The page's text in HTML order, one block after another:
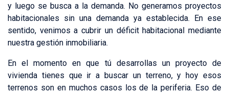
y luego se busca a la demanda. No generamos proyectos
habitacionales sin una demanda ya establecida. En ese
sentido, venimos a cubrir un déficit habitacional mediante
nuestra gestión inmobiliaria.
En el momento en que tú desarrollas un proyecto de
vivienda tienes que ir a buscar un terreno, y hoy esos
terrenos son en muchos casos los de la periferia. Eso de